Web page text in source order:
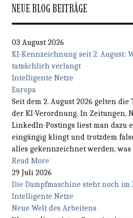
NEUE BLOG BEITRÄGE
03 August 2026
KI-Kennzeichnung seit 2. August:
tatsächlich verlangt
Intelligente Netze
Europa
Seit dem 2. August 2026 gelten
der KI-Verordnung. In Zeitungen,
LinkedIn-Postings liest man dazu
eingängig klingt und trotzdem
alles gekennzeichnet werden, was
Read More
29 Juli 2026
Die Dampfmaschine steht noch im
Intelligente Netze
Neue Welt des Arbeitens